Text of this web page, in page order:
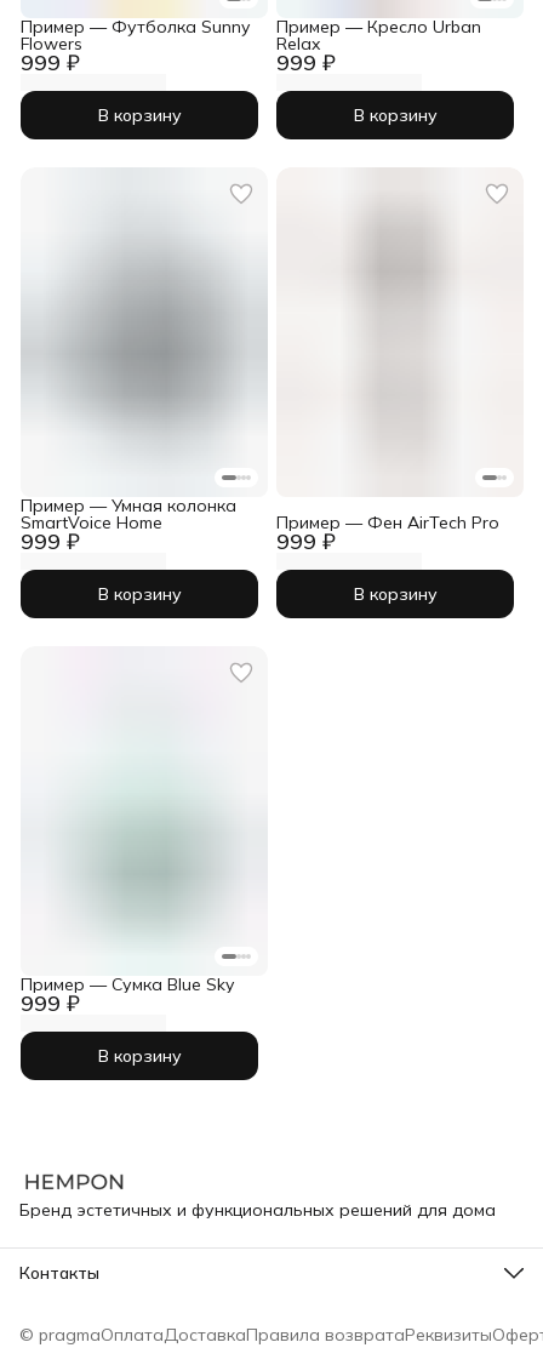
999 ₽
Пример — Футболка Sunny
Flowers
В корзину
999 ₽
Пример — Кресло Urban
Relax
В корзину
999 ₽
Пример — Умная колонка
SmartVoice Home
В корзину
999 ₽
Пример — Фен AirTech Pro
В корзину
999 ₽
Пример — Сумка Blue Sky
В корзину
Бренд эстетичных и функциональных решений для дома
Контакты
Режим работы
Круглосуточно
© pragmaОплатаДоставкаПравила возвратаРеквизиты